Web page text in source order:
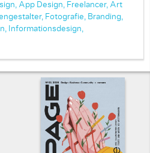
App Design, Freelancer, Art
Fotografie, Branding,
Informationsdesign,